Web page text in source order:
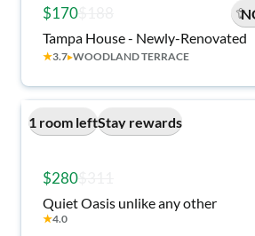
$170
Tampa House - Newly-Renovated
★3.7▸WOODLAND TERRACE
1 room leftStay rewards
$280
Quiet Oasis unlike any other
★4.0